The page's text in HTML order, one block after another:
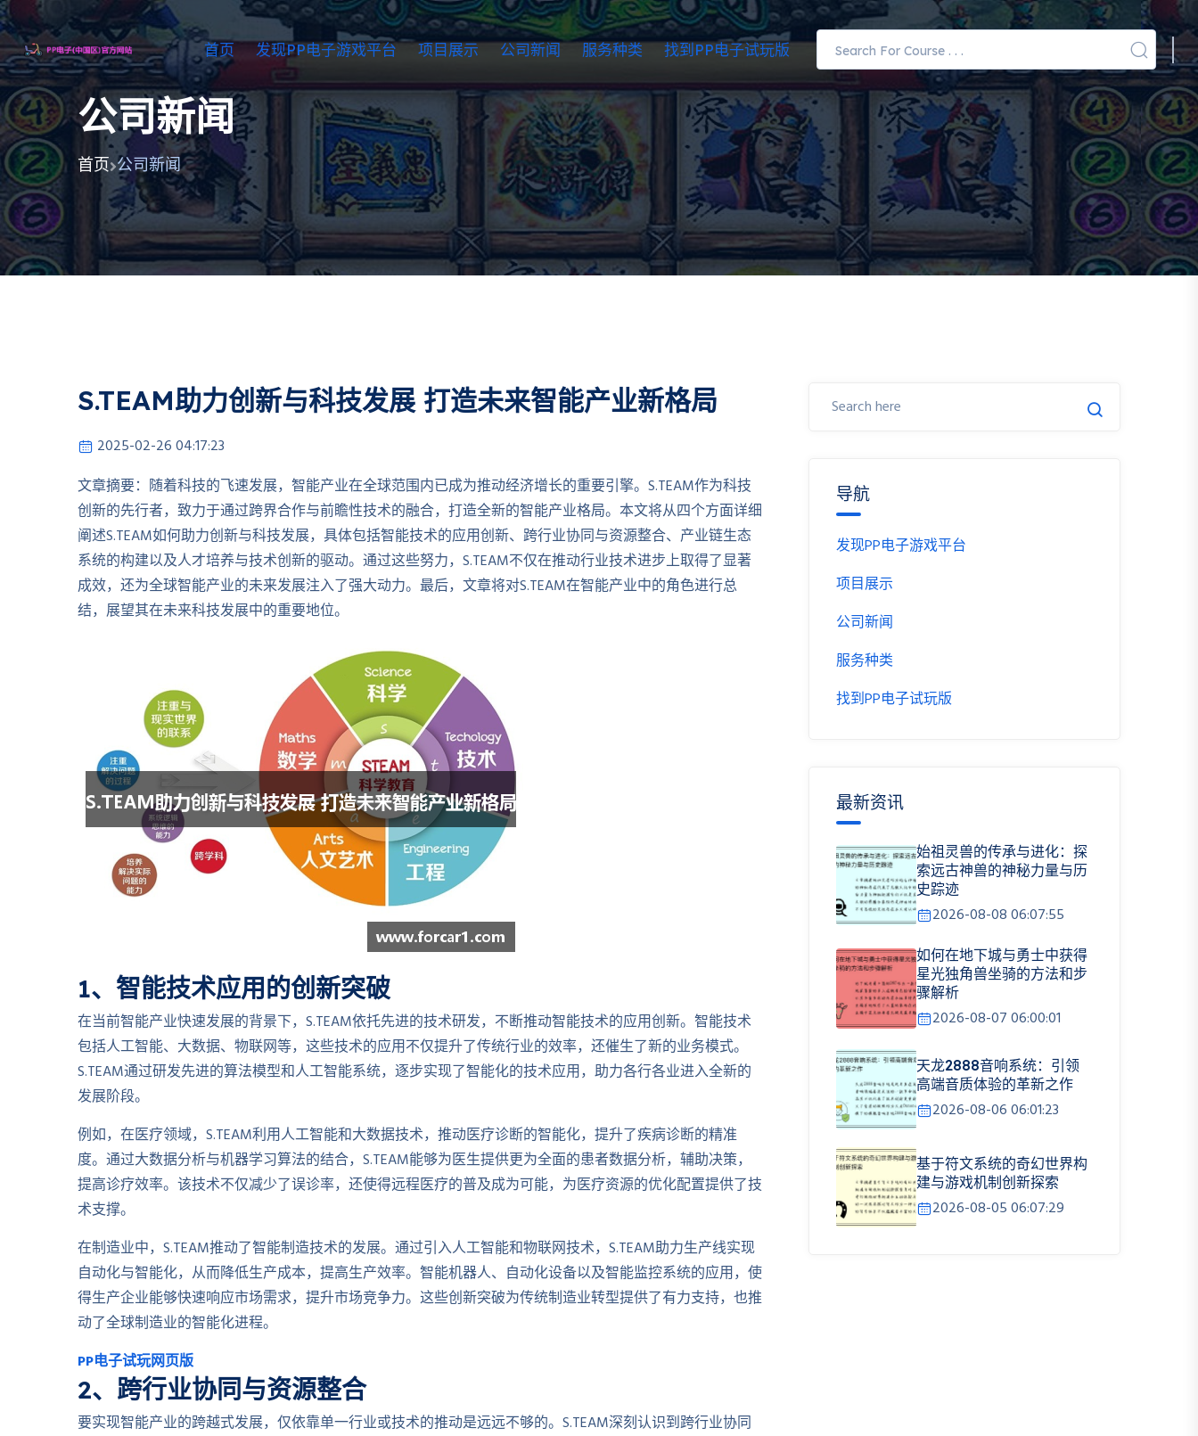
首页 发现PP电子游戏平台 项目展示 公司新闻 服务种类 找到PP电子试玩版
公司新闻
首页 公司新闻
S.TEAM助力创新与科技发展 打造未来智能产业新格局
2025-02-26 04:17:23
文章摘要：随着科技的飞速发展，智能产业在全球范围内已成为推动经济增长的重要引擎。S.TEAM作为科技
创新的先行者，致力于通过跨界合作与前瞻性技术的融合，打造全新的智能产业格局。本文将从四个方面详细
阐述S.TEAM如何助力创新与科技发展，具体包括智能技术的应用创新、跨行业协同与资源整合、产业链生态
系统的构建以及人才培养与技术创新的驱动。通过这些努力，S.TEAM不仅在推动行业技术进步上取得了显著
成效，还为全球智能产业的未来发展注入了强大动力。最后，文章将对S.TEAM在智能产业中的角色进行总
结，展望其在未来科技发展中的重要地位。
1、智能技术应用的创新突破
在当前智能产业快速发展的背景下，S.TEAM依托先进的技术研发，不断推动智能技术的应用创新。智能技术
包括人工智能、大数据、物联网等，这些技术的应用不仅提升了传统行业的效率，还催生了新的业务模式。
S.TEAM通过研发先进的算法模型和人工智能系统，逐步实现了智能化的技术应用，助力各行各业进入全新的
发展阶段。
例如，在医疗领域，S.TEAM利用人工智能和大数据技术，推动医疗诊断的智能化，提升了疾病诊断的精准
度。通过大数据分析与机器学习算法的结合，S.TEAM能够为医生提供更为全面的患者数据分析，辅助决策，
提高诊疗效率。该技术不仅减少了误诊率，还使得远程医疗的普及成为可能，为医疗资源的优化配置提供了技
术支撑。
在制造业中，S.TEAM推动了智能制造技术的发展。通过引入人工智能和物联网技术，S.TEAM助力生产线实现
自动化与智能化，从而降低生产成本，提高生产效率。智能机器人、自动化设备以及智能监控系统的应用，使
得生产企业能够快速响应市场需求，提升市场竞争力。这些创新突破为传统制造业转型提供了有力支持，也推
动了全球制造业的智能化进程。
PP电子试玩网页版
2、跨行业协同与资源整合
要实现智能产业的跨越式发展，仅依靠单一行业或技术的推动是远远不够的。S.TEAM深刻认识到跨行业协同
导航
发现PP电子游戏平台
项目展示
公司新闻
服务种类
找到PP电子试玩版
最新资讯
始祖灵兽的传承与进化：探
索远古神兽的神秘力量与历
史踪迹
2026-08-08 06:07:55
如何在地下城与勇士中获得
星光独角兽坐骑的方法和步
骤解析
2026-08-07 06:00:01
天龙2888音响系统：引领
高端音质体验的革新之作
2026-08-06 06:01:23
基于符文系统的奇幻世界构
建与游戏机制创新探索
2026-08-05 06:07:29